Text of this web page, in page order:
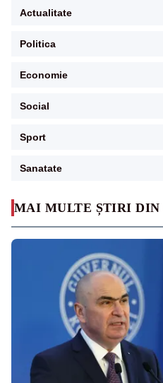
MAI MULTE ȘTIRI DIN
Actualitate
Politica
Economie
Social
Sport
Sanatate